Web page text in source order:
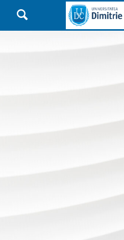

Main Navigation